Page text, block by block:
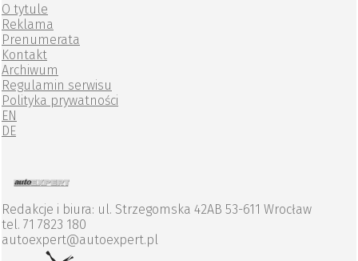
O tytule
Reklama
Prenumerata
Kontakt
Archiwum
Regulamin serwisu
Polityka prywatności
EN
DE
Redakcje i biura: ul. Strzegomska 42AB 53-611 Wrocław
tel. 71 7823 180
autoexpert@autoexpert.pl